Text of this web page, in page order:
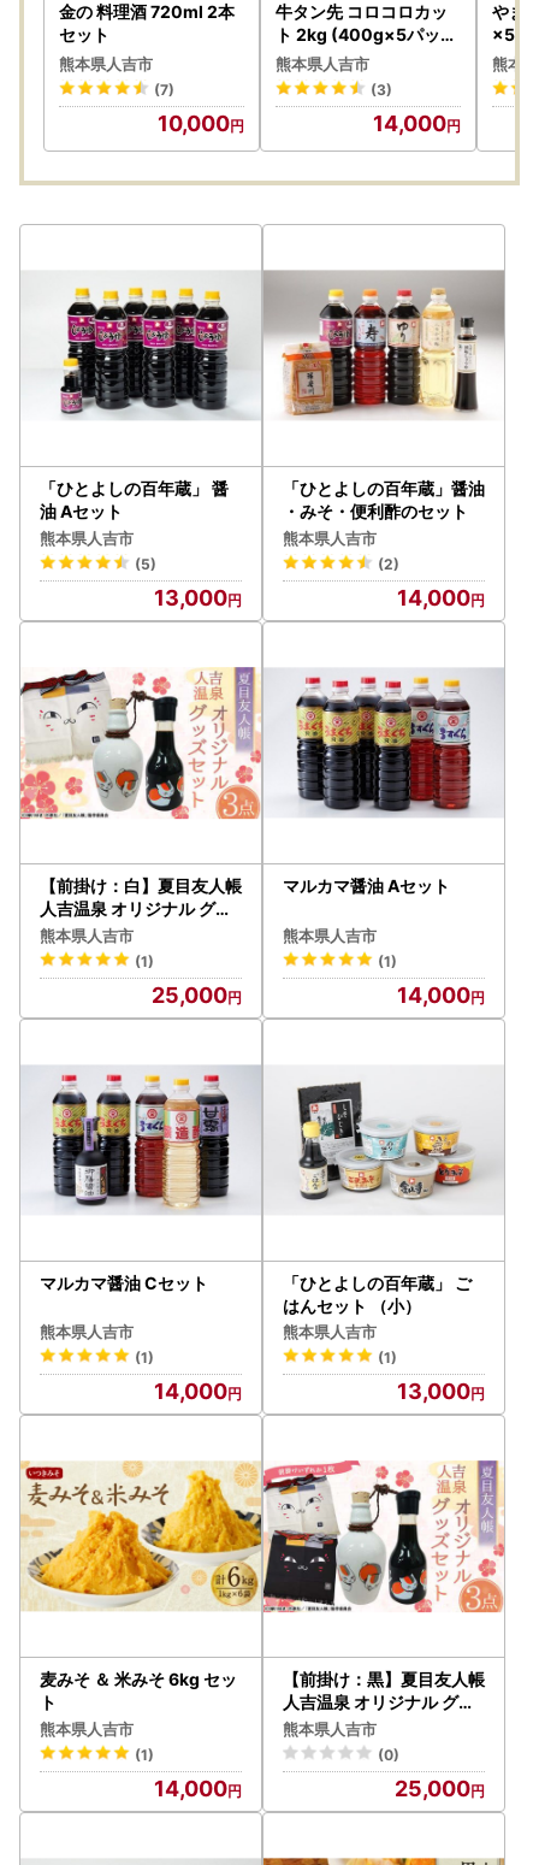
金の 料理酒 720ml 2本
セット
熊本県人吉市
(7)
10,000
牛タン先 コロコロカッ
ト 2kg (400g×5パック
)
熊本県人吉市
(3)
14,000
やま
×5本
熊本
「ひとよしの百年蔵」 醤
油 Aセット
熊本県人吉市
(5)
13,000
「ひとよしの百年蔵」醤油
・みそ・便利酢のセット
熊本県人吉市
(2)
14,000
【前掛け：白】夏目友人帳
人吉温泉 オリジナル グッ
ズ セット
熊本県人吉市
(1)
25,000
マルカマ醤油 Aセット
熊本県人吉市
(1)
14,000
マルカマ醤油 Cセット
熊本県人吉市
(1)
14,000
「ひとよしの百年蔵」 ご
はんセット （小）
熊本県人吉市
(1)
13,000
麦みそ ＆ 米みそ 6kg セッ
ト
熊本県人吉市
(1)
14,000
【前掛け：黒】夏目友人帳
人吉温泉 オリジナル グッ
ズ セット
熊本県人吉市
(0)
25,000